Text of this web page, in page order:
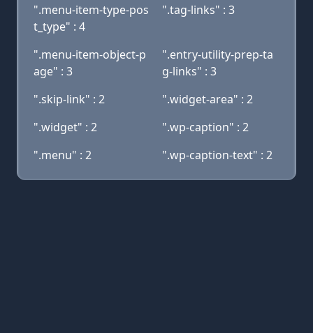
".menu-item-type-pos
t_type" : 4
".tag-links" : 3
".menu-item-object-p
age" : 3
".entry-utility-prep-ta
g-links" : 3
".skip-link" : 2
".widget-area" : 2
".widget" : 2
".wp-caption" : 2
".menu" : 2
".wp-caption-text" : 2